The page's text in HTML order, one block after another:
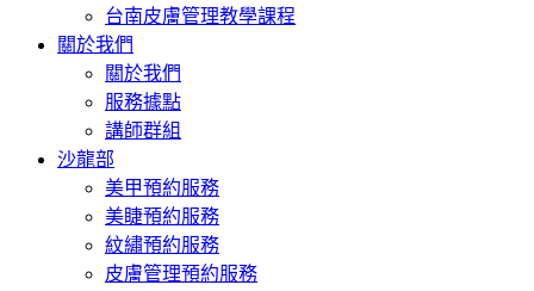
台南皮膚管理教學課程
關於我們
關於我們
服務據點
講師群組
沙龍部
美甲預約服務
美睫預約服務
紋繡預約服務
皮膚管理預約服務